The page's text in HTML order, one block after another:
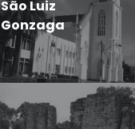
São Luiz
Gonzaga